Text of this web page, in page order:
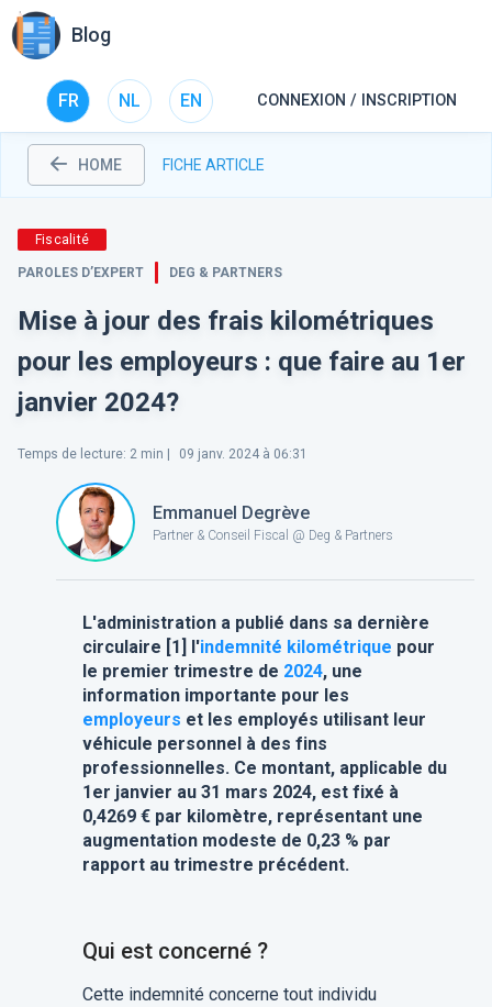
Blog
FR NL EN CONNEXION / INSCRIPTION
HOME FICHE ARTICLE
Fiscalité
PAROLES D’EXPERT DEG & PARTNERS
Mise à jour des frais kilométriques
pour les employeurs : que faire au 1er
janvier 2024?
Temps de lecture: 2 min | 09 janv. 2024 à 06:31
Emmanuel Degrève
Partner & Conseil Fiscal @ Deg & Partners
L'administration a publié dans sa dernière
circulaire [1] l'indemnité kilométrique pour
le premier trimestre de 2024, une
information importante pour les
employeurs et les employés utilisant leur
véhicule personnel à des fins
professionnelles. Ce montant, applicable du
1er janvier au 31 mars 2024, est fixé à
0,4269 € par kilomètre, représentant une
augmentation modeste de 0,23 % par
rapport au trimestre précédent.
Qui est concerné ?
Cette indemnité concerne tout individu